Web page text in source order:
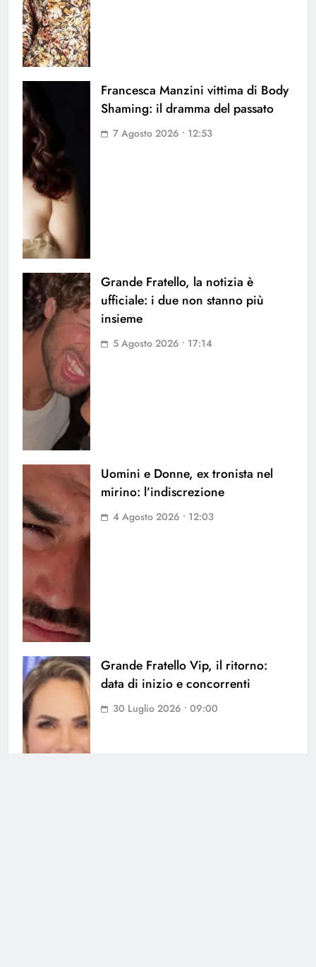
Francesca Manzini vittima di Body
Shaming: il dramma del passato
7 Agosto 2026 • 12:53
Grande Fratello, la notizia è
ufficiale: i due non stanno più
insieme
5 Agosto 2026 • 17:14
Uomini e Donne, ex tronista nel
mirino: l’indiscrezione
4 Agosto 2026 • 12:03
Grande Fratello Vip, il ritorno:
data di inizio e concorrenti
30 Luglio 2026 • 09:00